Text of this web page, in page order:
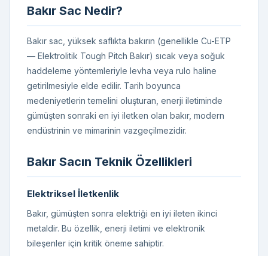
Bakır Sac Nedir?
Bakır sac, yüksek saflıkta bakırın (genellikle Cu-ETP
— Elektrolitik Tough Pitch Bakır) sıcak veya soğuk
haddeleme yöntemleriyle levha veya rulo haline
getirilmesiyle elde edilir. Tarih boyunca
medeniyetlerin temelini oluşturan, enerji iletiminde
gümüşten sonraki en iyi iletken olan bakır, modern
endüstrinin ve mimarinin vazgeçilmezidir.
Bakır Sacın Teknik Özellikleri
Elektriksel İletkenlik
Bakır, gümüşten sonra elektriği en iyi ileten ikinci
metaldir. Bu özellik, enerji iletimi ve elektronik
bileşenler için kritik öneme sahiptir.